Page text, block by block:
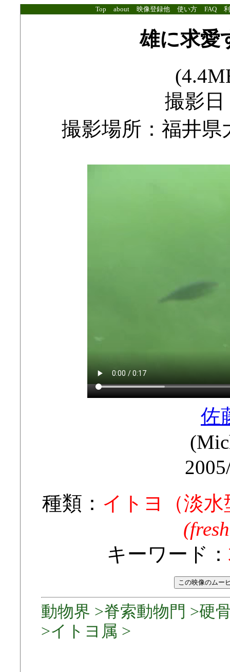
Top about 映像登録他 使い方 FAQ
雄に求愛
撮影日
撮影場所：福井
佐
種類： イトヨ（淡水
キーワード：
動物界 >脊索動物門 >硬
>イトヨ属 >